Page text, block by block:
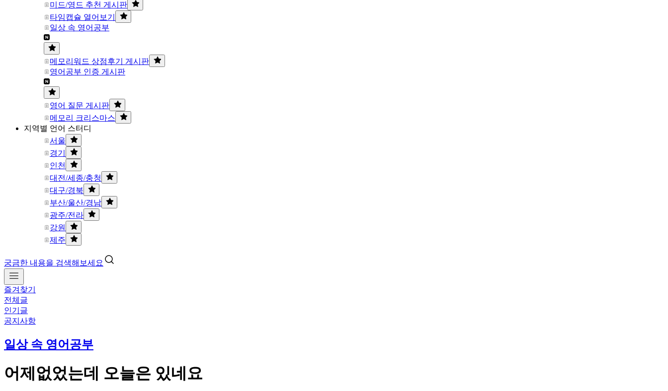
미드/영드 추천 게시판
타임캡슐 열어보기
일상 속 영어공부
메모리워드 상점후기 게시판
영어공부 인증 게시판
영어 질문 게시판
메모리 크리스마스
지역별 언어 스터디
서울
경기
인천
대전/세종/충청
대구/경북
부산/울산/경남
광주/전라
강원
제주
궁금한 내용을 검색해보세요
즐겨찾기
전체글
인기글
공지사항
일상 속 영어공부
어제없었는데 오늘은 있네요